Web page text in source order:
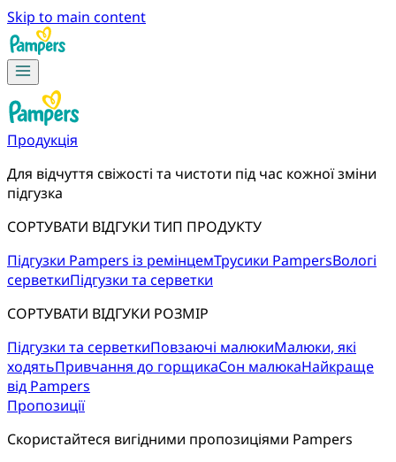
Skip to main content
Продукція
Для відчуття свіжості та чистоти під час кожної зміни
підгузка
СОРТУВАТИ ВІДГУКИ ТИП ПРОДУКТУ
Підгузки Pampers із ремінцемТрусики PampersВологі
серветкиПідгузки та серветки
СОРТУВАТИ ВІДГУКИ РОЗМІР
Підгузки та серветкиПовзаючі малюкиМалюки, які
ходятьПривчання до горщикаСон малюкаНайкраще
від Pampers
Пропозиції
Скористайтеся вигідними пропозиціями Pampers